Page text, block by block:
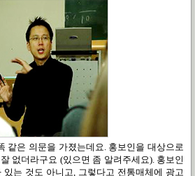
같은 의문을 가졌는데요. 홍보인을 대상으로
없더라구요 (있으면 좀 알려주세요). 홍보인
는 것도 아니고, 그렇다고 전통매체에 광고